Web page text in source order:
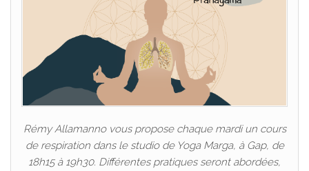
Rémy Allamanno vous propose chaque mardi un cours
de respiration dans le studio de Yoga Marga, à Gap, de
18h15 à 19h30. Différentes pratiques seront abordées,